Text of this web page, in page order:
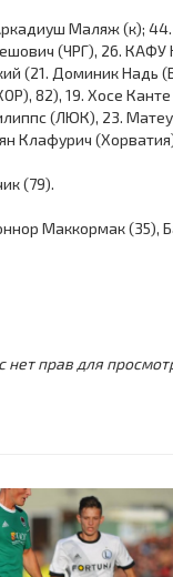
Маляж (к);
(ЧРГ), 26.
(21. Доминик Надь
82), 19. Хосе
(ЛЮК), 23.
Клафурич
(79).
Маккормак (35),
нет прав для